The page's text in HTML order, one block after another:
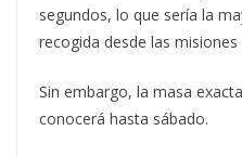
segundos, lo que sería la
recogida desde las
Sin embargo, la masa
conocerá hasta sábado.